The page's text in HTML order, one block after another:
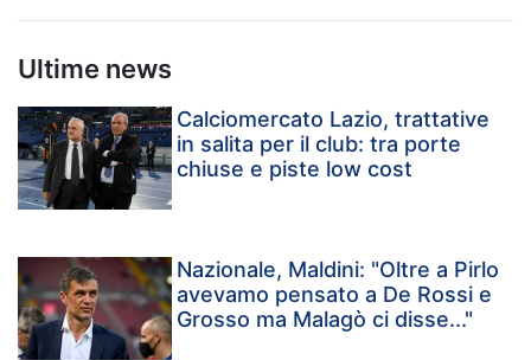
Ultime news
Calciomercato Lazio, trattative
in salita per il club: tra porte
chiuse e piste low cost
Nazionale, Maldini: "Oltre a Pirlo
avevamo pensato a De Rossi e
Grosso ma Malagò ci disse..."